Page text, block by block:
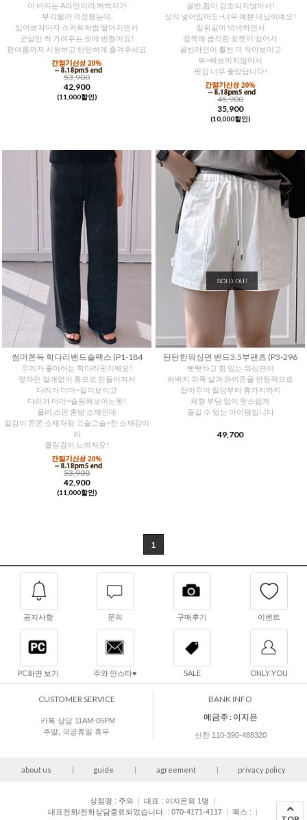
이 바지는 A라인이라 허벅지가
부각될까 걱정했는데,
입어보자마자 스커트처럼 떨어지면서
군살만 싹 가려주는 핏에 반했어요!
한여름까지 시원하고 탄탄하게 즐겨주세요
53,900
42,900
(11,000할인)
골반,힙이 강조되지않아서!
상의 넣어입어도~너무 예쁜 데님이예요!
밑위길이 넉넉하면서
옆쪽에 큼직한 포켓이 있어서
골반라인이 훨씬 더 작아보이고
부~해보이지않아서
핏감 너무 좋았답니다!
45,900
35,900
(10,000할인)
썸머쫀득 학다리밴드슬랙스 (P1-184
우리가 좋아하는 학다리핏이예요!
옆라인 절개없이 통으로 만들어져서
다리가 더더~길어보이고
다리가 더더~슬림해보이는핏!
폴리,스판 혼방 소재인데
겉감이 쫀쫀 소재처럼 고슬고슬~한 소재감이
라
쿨링감이 느껴져요!
53,900
42,900
(11,000할인)
탄탄한워싱면 밴드3.5부팬츠 (P3-296
빳빳하고 힘 있는 워싱면이
허벅지 위쪽 살과 와이존을 안정적으로
잡아주어 일상부터 휴가지까지
체형 부담 없이 멋스럽게
즐길 수 있는 아이템입니다
49,700
1
공지사항 문의 구매후기 이벤트
PC화면 보기 주와 인스타♥ SALE ONLY YOU
CUSTOMER SERVICE
카톡 상담 11AM-05PM
주말, 국공휴일 휴무
BANK INFO
예금주 : 이지은
신한 110-390-488320
about us | guide | agreement | privacy policy
상점명 : 주와 | 대표 : 이지은외 1명
|
대표전화/전화상담종료되었습니다. : 070-4171-4117
| 팩스 :
|